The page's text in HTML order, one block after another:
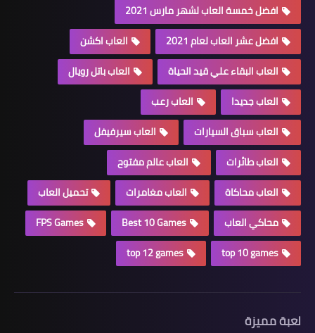
افضل خمسة العاب لشهر مارس 2021
افضل عشر العاب لعام 2021
العاب اكشن
العاب البقاء علي قيد الحياة
العاب باتل رويال
العاب جديدا
العاب رعب
العاب سباق السيارات
العاب سيرفيفل
العاب طائرات
العاب عالم مفتوح
العاب محاكاة
العاب مغامرات
تحميل العاب
محاكي العاب
Best 10 Games
FPS Games
top 10 games
top 12 games
لعبة مميزة